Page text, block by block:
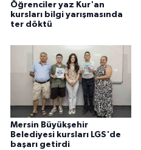
Öğrenciler yaz Kur'an
kursları bilgi yarışmasında
ter döktü
Mersin Büyükşehir
Belediyesi kursları LGS'de
başarı getirdi